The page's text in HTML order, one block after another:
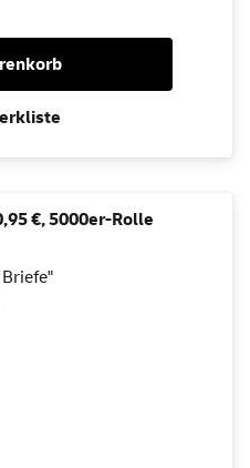
€, 5000er-Rolle